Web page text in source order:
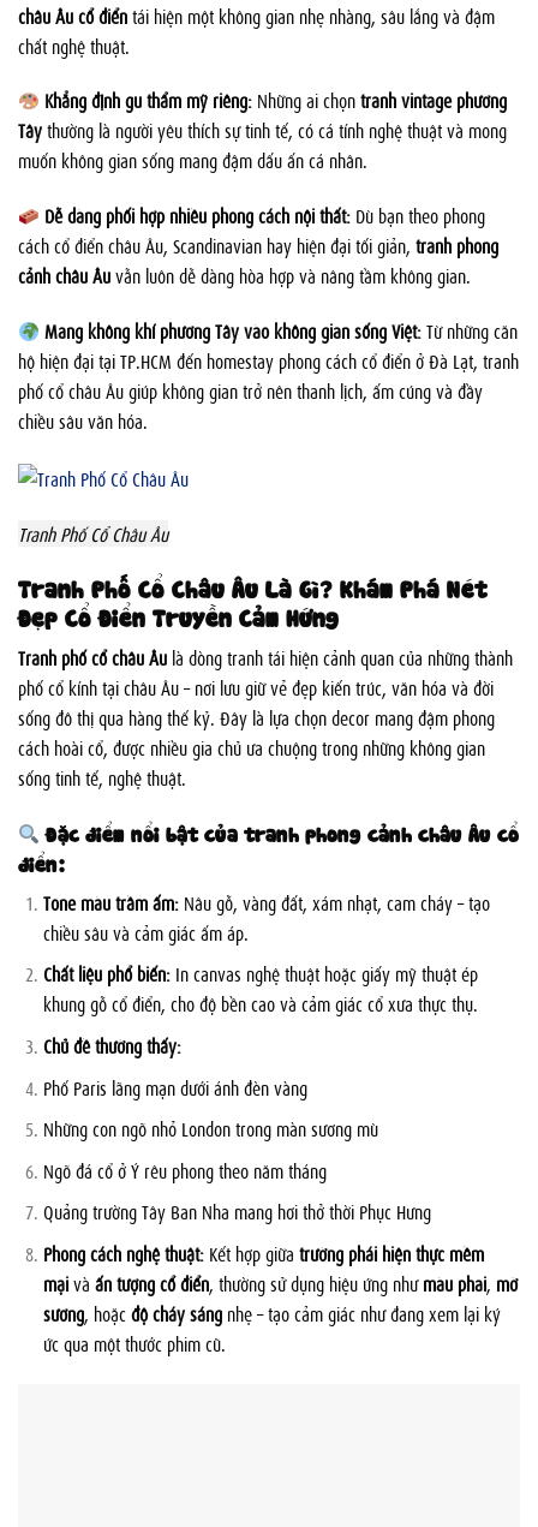
châu Âu cổ điểntái hiện một không gian nhẹ nhàng, sâu lắng và đậm
chất nghệ thuật.
Khẳng định gu thẩm mỹ riêng: Những ai chọntranh vintage phương
Tâythường là người yêu thích sự tinh tế, có cá tính nghệ thuật và mong
muốn không gian sống mang đậm dấu ấn cá nhân.
Dễ dàng phối hợp nhiều phong cách nội thất: Dù bạn theo phong
cách cổ điển châu Âu, Scandinavian hay hiện đại tối giản, tranh phong
cảnh châu Âuvẫn luôn dễ dàng hòa hợp và nâng tầm không gian.
Mang không khí phương Tây vào không gian sống Việt:Từ những căn
hộ hiện đại tại TP.HCM đến homestay phong cách cổ điển ở Đà Lạt, tranh
phố cổ châu Âu giúp không gian trở nên thanh lịch, ấm cúng và đầy
chiều sâu văn hóa.
Tranh Phố Cổ Châu Âu
Tranh Phố Cổ Châu Âu Là Gì? Khám Phá Nét
Đẹp Cổ Điển Truyền Cảm Hứng
Tranh phố cổ châu Âu là dòng tranh tái hiện cảnh quan của những thành
phố cổ kính tại châu Âu – nơi lưu giữ vẻ đẹp kiến trúc, văn hóa và đời
sống đô thị qua hàng thế kỷ. Đây là lựa chọn decor mang đậm phong
cách hoài cổ, được nhiều gia chủ ưa chuộng trong những không gian
sống tinh tế, nghệ thuật.
Đặc điểm nổi bật của tranh phong cảnh châu Âu cổ
điển:
Tone màu trầm ấm:Nâu gỗ, vàng đất, xám nhạt, cam cháy – tạo
chiều sâu và cảm giác ấm áp.
Chất liệu phổ biến:In canvas nghệ thuật hoặc giấy mỹ thuật ép
khung gỗ cổ điển, cho độ bền cao và cảm giác cổ xưa thực thụ.
Chủ đề thường thấy:
Phố Paris lãng mạn dưới ánh đèn vàng
Những con ngõ nhỏ London trong màn sương mù
Ngõ đá cổ ở Ý rêu phong theo năm tháng
Quảng trường Tây Ban Nha mang hơi thở thời Phục Hưng
Phong cách nghệ thuật:Kết hợp giữa trường phái hiện thực mềm
mạivà ấn tượng cổ điển, thường sử dụng hiệu ứng nhưmàu phai, mờ
sương, hoặcđộ cháy sángnhẹ – tạo cảm giác như đang xem lại ký
ức qua một thước phim cũ.